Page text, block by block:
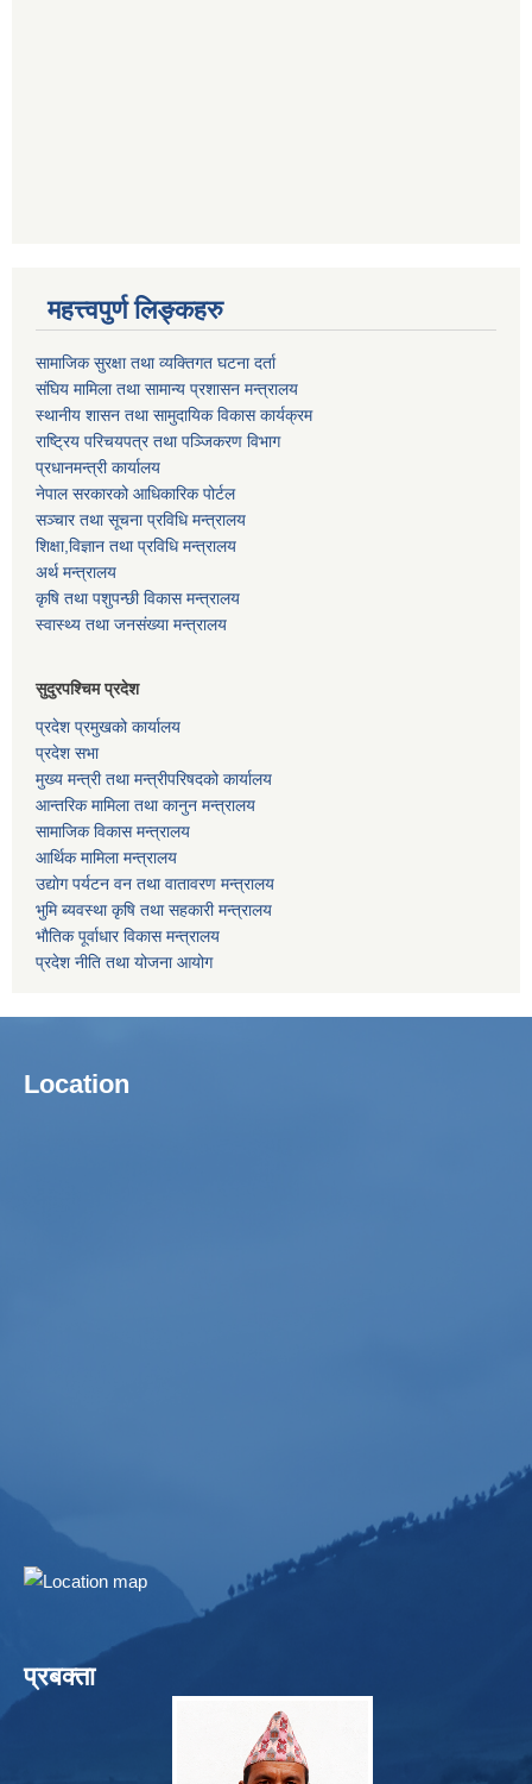
महत्त्वपुर्ण लिङ्कहरु
सामाजिक सुरक्षा तथा व्यक्तिगत घटना दर्ता
संघिय मामिला तथा सामान्य प्रशासन मन्त्रालय
स्थानीय शासन तथा सामुदायिक विकास कार्यक्रम
राष्ट्रिय परिचयपत्र तथा पञ्जिकरण विभाग
प्रधानमन्त्री कार्यालय
नेपाल सरकारको आधिकारिक पोर्टल
सञ्‍चार तथा सूचना प्रविधि मन्त्रालय
शिक्षा,विज्ञान तथा प्रविधि मन्त्रालय
अर्थ मन्त्रालय
कृषि तथा पशुपन्छी विकास मन्त्रालय
स्वास्थ्य तथा जनसंख्या मन्त्रालय
सुदुरपश्चिम प्रदेश
प्रदेश प्रमुखको कार्यालय
प्रदेश सभा
मुख्य मन्त्री तथा मन्त्रीपरिषदको कार्यालय
आन्तरिक मामिला तथा कानुन मन्त्रालय
सामाजिक विकास मन्त्रालय
आर्थिक मामिला मन्त्रालय
उद्याेग पर्यटन वन तथा वातावरण मन्त्रालय
भुमि ब्यवस्था कृषि तथा सहकारी मन्त्रालय
भाैतिक पूर्वाधार विकास मन्त्रालय
प्रदेश नीति तथा योजना आयोग
Location
प्रबक्ता